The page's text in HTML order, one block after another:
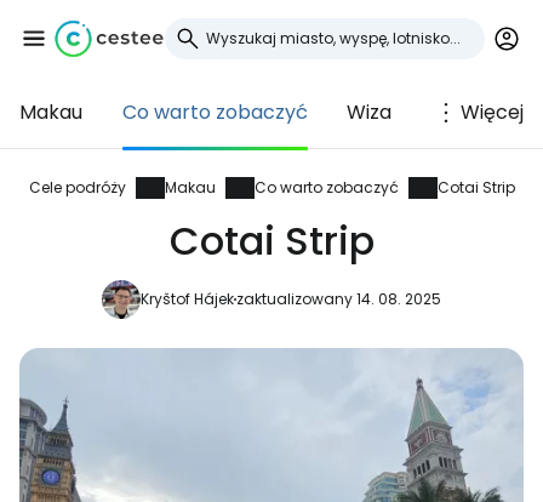
Makau Co warto zobaczyć Wiza Więcej
Cele podróży Makau Co warto zobaczyć Cotai Strip
Cotai Strip
Kryštof Hájekzaktualizowany 14. 08. 2025
Zaloguj się do
Cestee
... światowej społeczności podróżniczej